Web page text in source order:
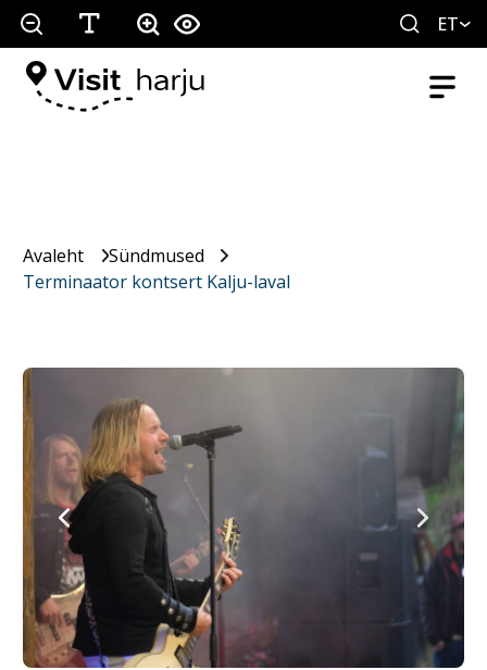
ET
Avaleht
Sündmused
Terminaator kontsert Kalju-laval